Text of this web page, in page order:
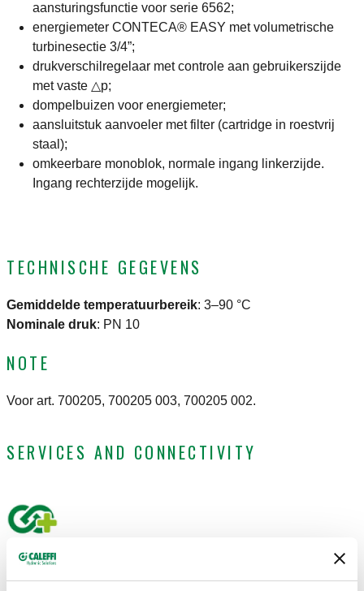
aansturingsfunctie voor serie 6562;
energiemeter CONTECA® EASY met volumetrische
turbinesectie 3/4”;
drukverschilregelaar met controle aan gebruikerszijde
met vaste △p;
dompelbuizen voor energiemeter;
aansluitstuk aanvoeler met filter (cartridge in roestvrij
staal);
omkeerbare monoblok, normale ingang linkerzijde.
Ingang rechterzijde mogelijk.
TECHNISCHE GEGEVENS
Gemiddelde temperatuurbereik: 3–90 °C
Nominale druk: PN 10
NOTE
Voor art. 700205, 700205 003, 700205 002.
SERVICES AND CONNECTIVITY